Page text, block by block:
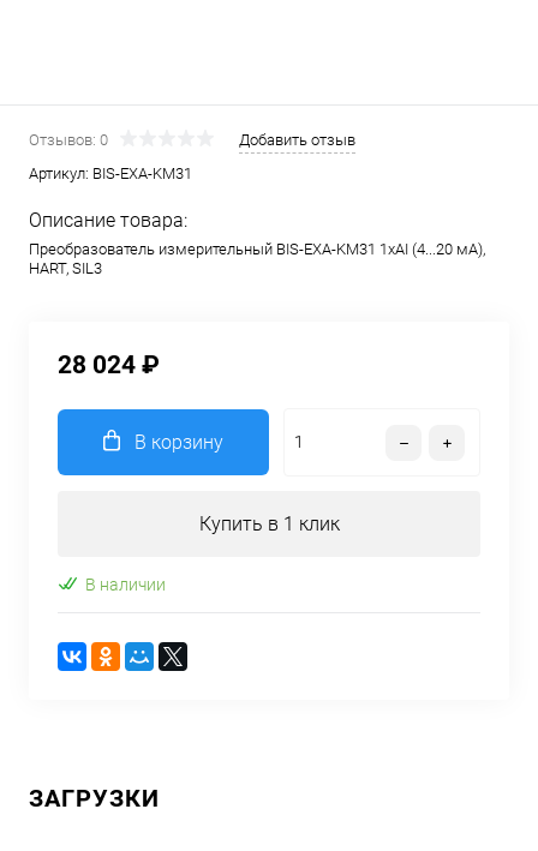
Отзывов: 0
Добавить отзыв
Артикул: BIS-EXA-KM31
Описание товара:
Преобразователь измерительный BIS-EXA-KM31 1хAI (4...20 мА),
HART, SIL3
28 024 ₽
В корзину
Купить в 1 клик
В наличии
ЗАГРУЗКИ